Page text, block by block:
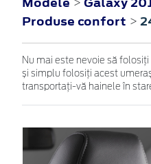
>
Produse confort >
Nu mai este nevoie să
și simplu folosiți acest
transportați-vă hainele în